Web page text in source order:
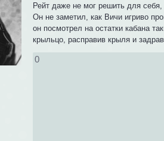
Рейт даже не мог решить для
Он не заметил, как Вичи игриво
он посмотрел на остатки кабана
крыльцо, расправив крыля и
0